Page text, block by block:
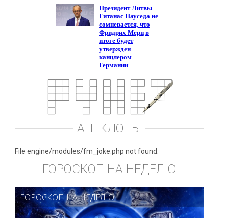
АНЕКДОТЫ
File engine/modules/fm_joke.php not found.
ГОРОСКОП НА НЕДЕЛЮ
ГОРОСКОП НА НЕДЕЛЮ